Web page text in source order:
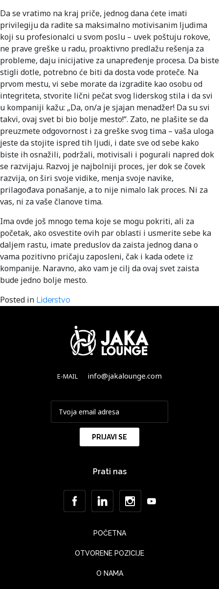
Da se vratimo na kraj priče, jednog dana ćete imati
privilegiju da radite sa maksimalno motivisanim ljudima
koji su profesionalci u svom poslu – uvek poštuju rokove,
ne prave greške u radu, proaktivno predlažu rešenja za
probleme, daju inicijative za unapređenje procesa. Da biste
stigli dotle, potrebno će biti da dosta vode proteče. Na
prvom mestu, vi sebe morate da izgradite kao osobu od
integriteta, stvorite lični pečat svog liderskog stila i da svi
u kompaniji kažu: „Da, on/a je sjajan menadžer! Da su svi
takvi, ovaj svet bi bio bolje mesto!“. Zato, ne plašite se da
preuzmete odgovornost i za greške svog tima – vaša uloga
jeste da stojite ispred tih ljudi, i date sve od sebe kako
biste ih osnažili, podržali, motivisali i pogurali napred dok
se razvijaju. Razvoj je najbolniji proces, jer dok se čovek
razvija, on širi svoje vidike, menja svoje navike,
prilagođava ponašanje, a to nije nimalo lak proces. Ni za
vas, ni za vaše članove tima.
Ima ovde još mnogo tema koje se mogu pokriti, ali za
početak, ako osvestite ovih par oblasti i usmerite sebe ka
daljem rastu, imate preduslov da zaista jednog dana o
vama pozitivno pričaju zaposleni, čak i kada odete iz
kompanije. Naravno, ako vam je cilj da ovaj svet zaista
bude jedno bolje mesto.
Posted in Liderstvo
E-MAIL info@jakalounge.com
Prati nas
POČETNA
OTVORENE POZICIJE
O NAMA